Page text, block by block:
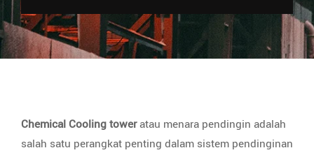
Chemical Cooling toweratau menara pendingin adalah
salah satu perangkat penting dalam sistem pendinginan